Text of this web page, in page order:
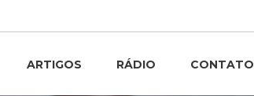
ARTIGOS RÁDIO CONTATO